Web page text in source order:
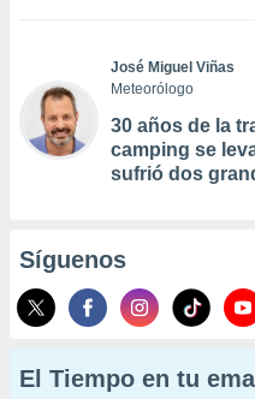
José Miguel Viñas
Meteorólogo
30 años de la
camping se
sufrió dos
Síguenos
El Tiempo en tu